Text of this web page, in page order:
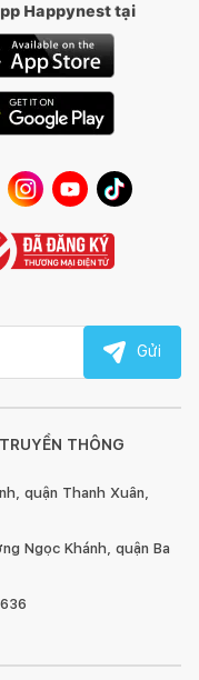
THÔNG
quận Thanh Xuân,
Ngọc Khánh, quận Ba
Happynest tại
Gửi